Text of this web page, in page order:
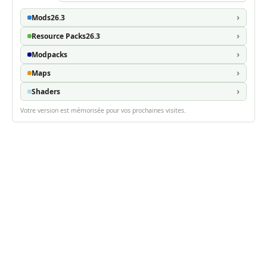
Mods26.3
Resource Packs26.3
Modpacks
Maps
Shaders
Votre version est mémorisée pour vos prochaines visites.